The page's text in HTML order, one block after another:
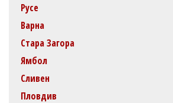
Русе
Варна
Стара Загора
Ямбол
Сливен
Пловдив